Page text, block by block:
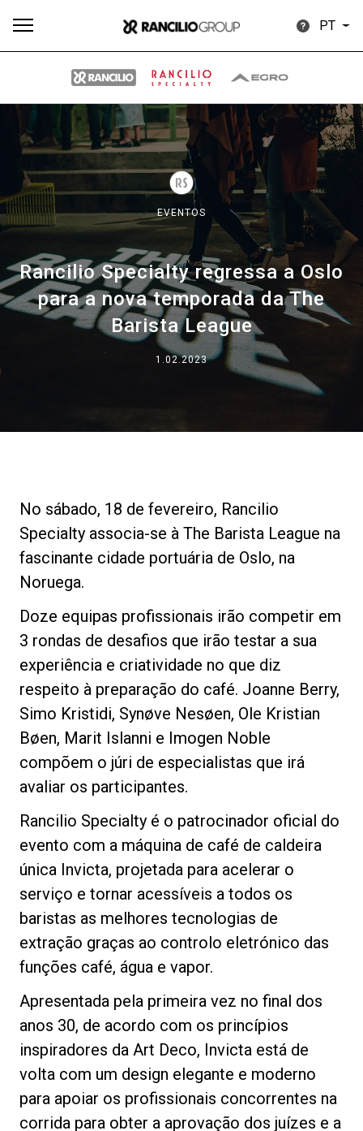
PT
EVENTOS
Rancilio Specialty regressa a Oslo
para a nova temporada da The
Barista League
1.02.2023
No sábado, 18 de fevereiro, Rancilio
Specialty associa-se à The Barista League na
fascinante cidade portuária de Oslo, na
Noruega.
Doze equipas profissionais irão competir em
3 rondas de desafios que irão testar a sua
experiência e criatividade no que diz
respeito à preparação do café. Joanne Berry,
Simo Kristidi, Synøve Nesøen, Ole Kristian
Bøen, Marit Islanni e Imogen Noble
compõem o júri de especialistas que irá
avaliar os participantes.
Rancilio Specialty é o patrocinador oficial do
evento com a máquina de café de caldeira
única Invicta, projetada para acelerar o
serviço e tornar acessíveis a todos os
baristas as melhores tecnologias de
extração graças ao controlo eletrónico das
funções café, água e vapor.
Apresentada pela primeira vez no final dos
anos 30, de acordo com os princípios
inspiradores da Art Deco, Invicta está de
volta com um design elegante e moderno
para apoiar os profissionais concorrentes na
corrida para obter a aprovação dos juízes e a
Todos Produtos Notícias Descarregar Mais
Our brands
Group
Nossos laboratórios
Sustentabilidade
Connect
Contacte-nos